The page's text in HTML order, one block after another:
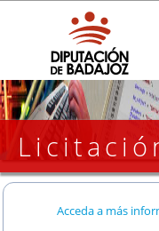
Acceda a más